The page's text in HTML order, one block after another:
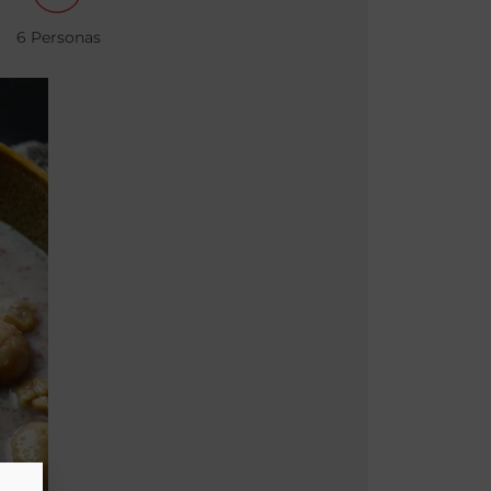
6 Personas